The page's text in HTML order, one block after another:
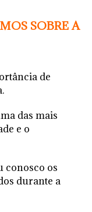
SOBRE A
de
das mais
e o
conosco os
durante a